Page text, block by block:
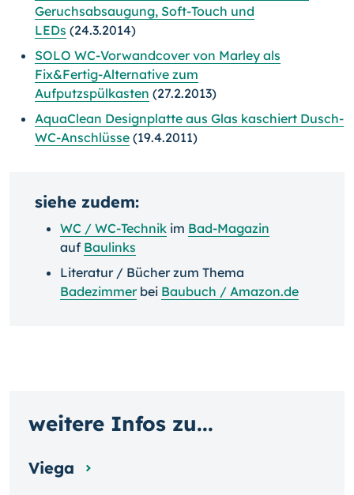
Geruchsabsaugung, Soft-Touch und
LEDs (24.3.2014)
SOLO WC-Vorwandcover von Marley als
Fix&Fertig-Alternative zum
Aufputzspülkasten (27.2.2013)
AquaClean Designplatte aus Glas kaschiert Dusch-
WC-Anschlüsse (19.4.2011)
siehe zudem:
WC / WC-Technik im Bad-Magazin
auf Baulinks
Literatur / Bücher zum Thema
Badezimmerbei Baubuch / Amazon.de
weitere Infos zu...
Viega